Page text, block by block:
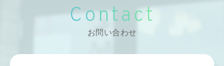
Contact
お問い合わせ